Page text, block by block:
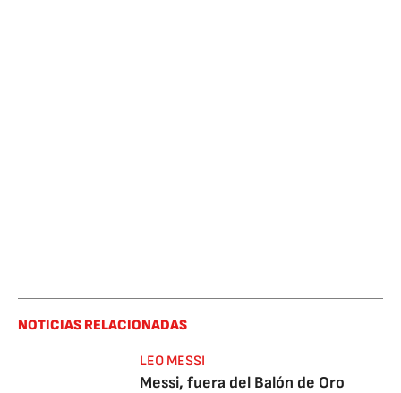
NOTICIAS RELACIONADAS
LEO MESSI
Messi, fuera del Balón de Oro